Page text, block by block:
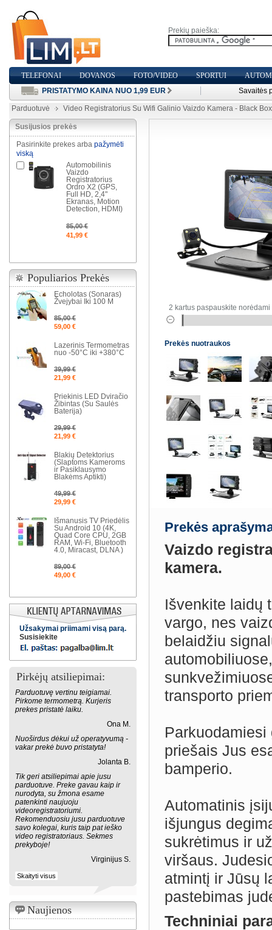
Prekių paieška:
TELEFONAI DOVANOS FOTO/VIDEO SPORTUI
PRISTATYMO KAINA NUO 1,99 EUR
Savaitės
Parduotuvė Video Registratorius Su Wifi Galinio Vaizdo Kamera - Black
2 kartus paspauskite
Prekės nuotraukos
Prekės
Vaizdo
kamera.
Išvenkite laidų
vargo, nes
belaidžiu
transporto
priešais Jus
bamperio.
Automatinis
išjungus
sukrėtimus ir
viršaus.
atmintį ir Jūsų
pastebimas
Techniniai
Susijusios prekės
Pasirinkite prekes arba pažymėti
viską
Automobilinis
Vaizdo
Registratorius
Ordro X2 (GPS,
Full HD, 2,4"
Ekranas, Motion
Detection, HDMI)
85,00 €
41,99 €
Populiarios Prekės
Echolotas (Sonaras)
Žvejybai Iki 100 M
85,00 €
59,00 €
Lazerinis Termometras
nuo -50°C iki +380°C
39,99 €
21,99 €
Priekinis LED Dviračio
Žibintas (Su Saulės
Baterija)
29,99 €
21,99 €
Blakių Detektorius
(Slaptoms Kameroms
ir Pasiklausymo
Blakėms Aptikti)
49,99 €
29,99 €
Išmanusis TV Priedėlis
Su Android 10 (4K,
Quad Core CPU, 2GB
RAM, Wi-Fi, Bluetooth
4.0, Miracast, DLNA )
89,00 €
49,00 €
Užsakymai priimami visą parą.
Susisiekite
Pirkėjų atsiliepimai:
Parduotuvę vertinu teigiamai.
Pirkome termometrą. Kurjeris
prekes pristatė laiku.
Ona M.
Nuoširdus dėkui už operatyvumą -
vakar prekė buvo pristatyta!
Jolanta B.
Tik geri atsiliepimai apie jusu
parduotuve. Preke gavau kaip ir
nurodyta, su žmona esame
patenkinti naujuoju
videoregistratoriumi.
Rekomenduosiu jusu parduotuve
savo kolegai, kuris taip pat ieško
video registratoriaus. Sekmes
prekyboje!
Virginijus S.
Skaityti visus
Naujienos